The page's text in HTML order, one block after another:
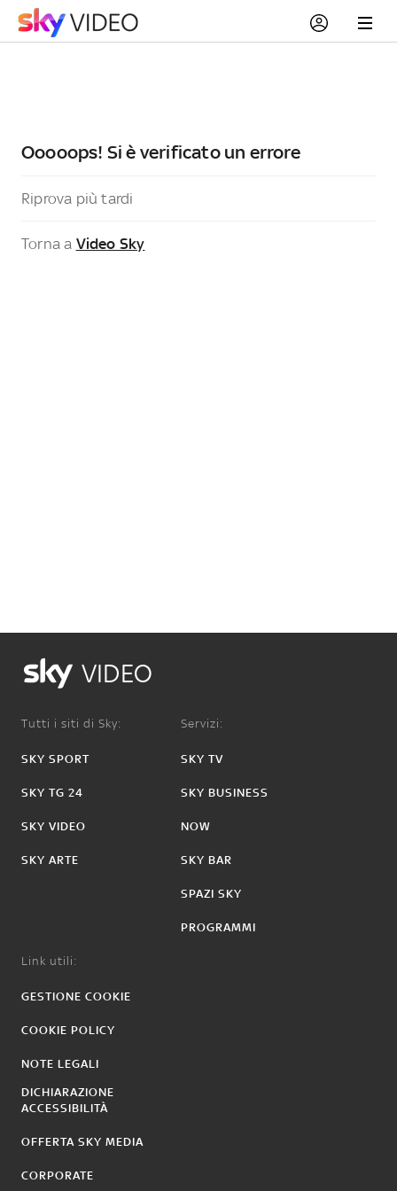
Ooooops! Si è verificato un errore
Riprova più tardi
Torna a Video Sky
VIDEO
Tutti i siti di Sky:
SKY SPORT
SKY TG 24
SKY VIDEO
SKY ARTE
Servizi:
SKY TV
SKY BUSINESS
NOW
SKY BAR
SPAZI SKY
PROGRAMMI
Link utili:
GESTIONE COOKIE
COOKIE POLICY
NOTE LEGALI
DICHIARAZIONE
ACCESSIBILITÀ
OFFERTA SKY MEDIA
CORPORATE